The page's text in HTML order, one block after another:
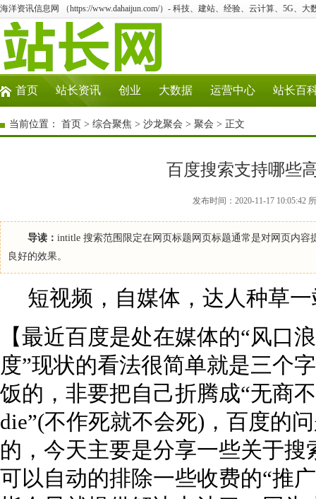
海洋资讯信息网 （https://www.dahaijun.com/）- 科技、建站、经验、云计算、5G、大
首页 站长资讯 创业 大数据 运营中心 站长百
当前位置： 首页 > 综合聚焦 > 沙龙聚会 > 聚会 > 正文
百度搜索支持哪些
发布时间：2020-11-17 10:05:42
导读： intitle 搜索范围限定在网页标题网页标题通常是对网页内
良好的效果。
短视频，自媒体，达人种草一
【最近百度是处在媒体的“风口
度”现状的看法很简单就是三个
饭的，非要把自己折腾成“无商
die”(不作死就不会死)，百度的
的，今天主要是分享一些关于
可以自动的排除一些收费的“推